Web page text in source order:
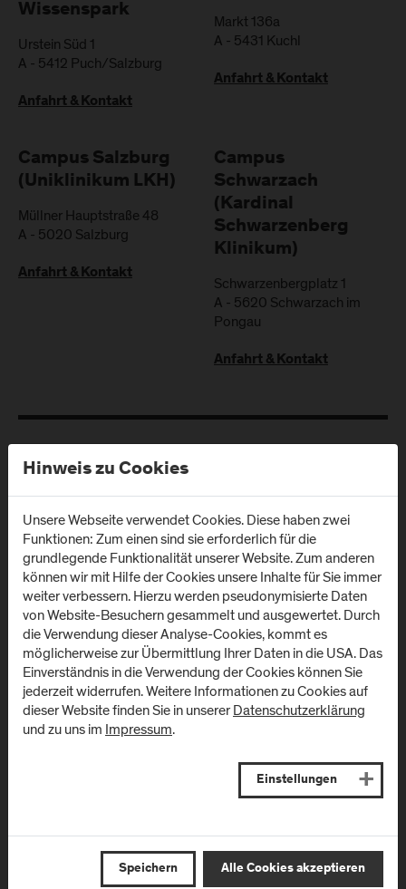
Wissenspark
Urstein Süd 1
A - 5412 Puch/Salzburg
Anfahrt & Kontakt
Markt 136a
A - 5431 Kuchl
Anfahrt & Kontakt
Campus Salzburg
(Uniklinikum LKH)
Müllner Hauptstraße 48
A - 5020 Salzburg
Anfahrt & Kontakt
Campus
Schwarzach
(Kardinal
Schwarzenberg
Klinikum)
Schwarzenbergplatz 1
A - 5620 Schwarzach im
Pongau
Anfahrt & Kontakt
Newsletter
Melden Sie sich zum Newsletter an und erhalten Sie aktuelle
Infos aus der FH Salzburg und zu Veranstaltungen!
E-Mail Adresse:
Hinweis zu Cookies
Unsere Webseite verwendet Cookies. Diese haben zwei
Funktionen: Zum einen sind sie erforderlich für die
grundlegende Funktionalität unserer Website. Zum anderen
können wir mit Hilfe der Cookies unsere Inhalte für Sie immer
weiter verbessern. Hierzu werden pseudonymisierte Daten
von Website-Besuchern gesammelt und ausgewertet. Durch
die Verwendung dieser Analyse-Cookies, kommt es
möglicherweise zur Übermittlung Ihrer Daten in die USA. Das
Einverständnis in die Verwendung der Cookies können Sie
jederzeit widerrufen. Weitere Informationen zu Cookies auf
dieser Website finden Sie in unsererDatenschutzerklärung
und zu uns im Impressum.
Einstellungen
Speichern Alle Cookies akzeptieren